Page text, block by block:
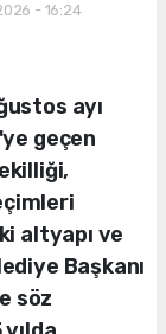
- 16:24
ayı
geçen
altyapı ve
Başkanı
söz